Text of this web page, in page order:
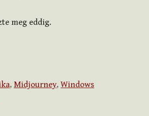
meg eddig.
,Midjourney,Windows